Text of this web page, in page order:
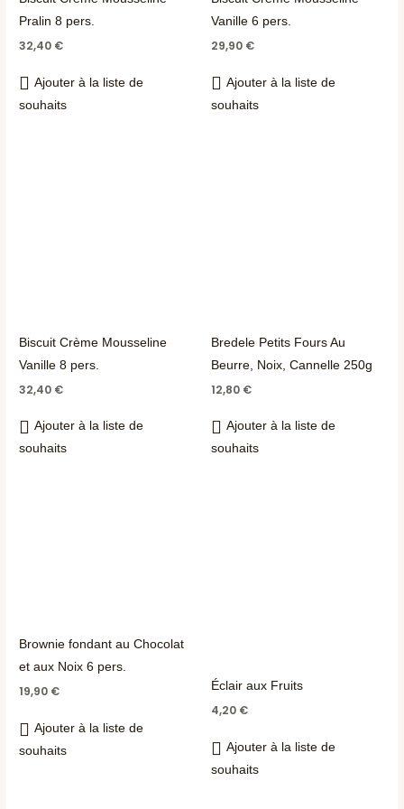
Pralin 8 pers.
32,40 €
Ajouter à la liste de
souhaits
Vanille 6 pers.
29,90 €
Ajouter à la liste de
souhaits
Biscuit Crème Mousseline
Vanille 8 pers.
32,40 €
Ajouter à la liste de
souhaits
Bredele Petits Fours Au
Beurre, Noix, Cannelle 250g
12,80 €
Ajouter à la liste de
souhaits
Brownie fondant au Chocolat
et aux Noix 6 pers.
19,90 €
Ajouter à la liste de
souhaits
Éclair aux Fruits
4,20 €
Ajouter à la liste de
souhaits